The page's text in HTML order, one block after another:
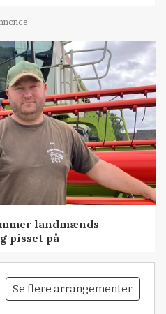
landmænds
pisset på
Se flere arrangementer